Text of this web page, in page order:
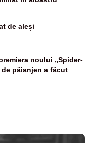
de aleși
noului „Spider-
păianjen a făcut